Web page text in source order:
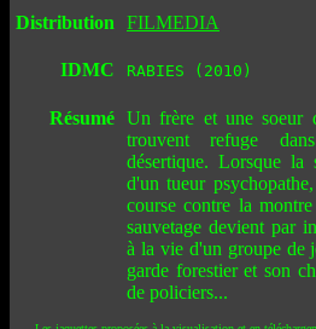
Distribution
FILMEDIA
IDMC RABIES (2010)
Résumé Un frère et une soeur
trouvent refuge
désertique. Lorsque
d'un tueur
course contre la
sauvetage devient par
à la vie d'un groupe de
garde forestier et son
de policiers...